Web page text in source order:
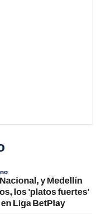
y Medellín
los 'platos fuertes'
Liga BetPlay